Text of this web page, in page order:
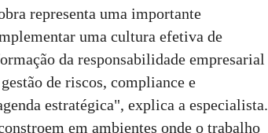
representa uma importante
uma cultura efetiva de
da responsabilidade empresarial
de riscos, compliance e
estratégica", explica a especialista.
em ambientes onde o trabalho